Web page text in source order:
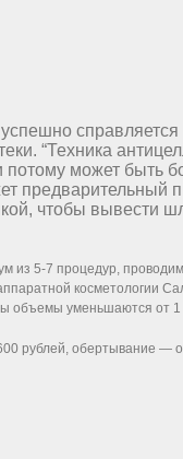
“Техника
потому может
предварительный
чтобы вывести
из 5-7 процедур,
косметологии
объемы уменьшаются от
рублей, обертывание —